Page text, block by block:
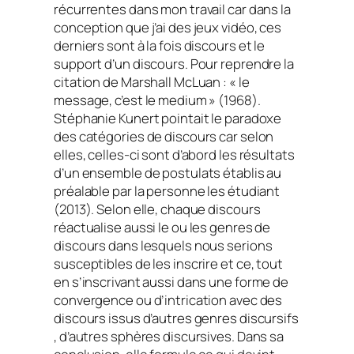
récurrentes dans mon travail car dans la
conception que j’ai des jeux vidéo, ces
derniers sont à la fois discours et le
support d’un discours. Pour reprendre la
citation de Marshall McLuan : « le
message, c’est le medium » (1968).
Stéphanie Kunert pointait le paradoxe
des catégories de discours car selon
elles, celles-ci sont d’abord les résultats
d’un ensemble de postulats établis au
préalable par la personne les étudiant
(2013). Selon elle, chaque discours
réactualise aussi le ou les genres de
discours dans lesquels nous serions
susceptibles de les inscrire et ce, tout
en s’inscrivant aussi dans une forme de
convergence ou d’intrication avec des
discours issus d’autres genres discursifs
, d’autres sphères discursives. Dans sa